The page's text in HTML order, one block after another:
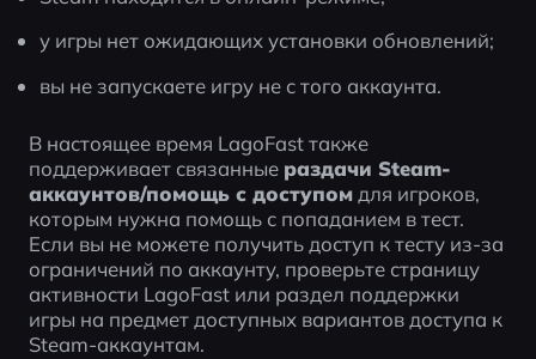
у игры нет ожидающих установки обновлений;
вы не запускаете игру не с того аккаунта.
В настоящее время LagoFast также
поддерживает связанные раздачи Steam-
аккаунтов/помощь с доступом для игроков,
которым нужна помощь с попаданием в тест.
Если вы не можете получить доступ к тесту из-за
ограничений по аккаунту, проверьте страницу
активности LagoFast или раздел поддержки
игры на предмет доступных вариантов доступа к
Steam-аккаунтам.